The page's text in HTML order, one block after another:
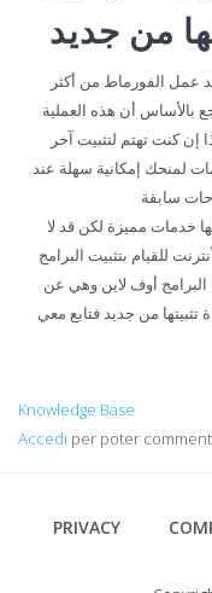
من جديد
عمل الفورماط من أكثر
بالأساس أن هذه العملية
إنكنتتهتم لتثبيتآخر
لمنحك إمكانية سهلة عند
سابقة
خدمات مميزة لكن قد لا
للقيام بتثبيت البرامج
البرامج أوف لاين وهي عن
تثبيتها من جديدفتابع معي
Knowledge Base
Accedi per poter
Footer
PRIVACY